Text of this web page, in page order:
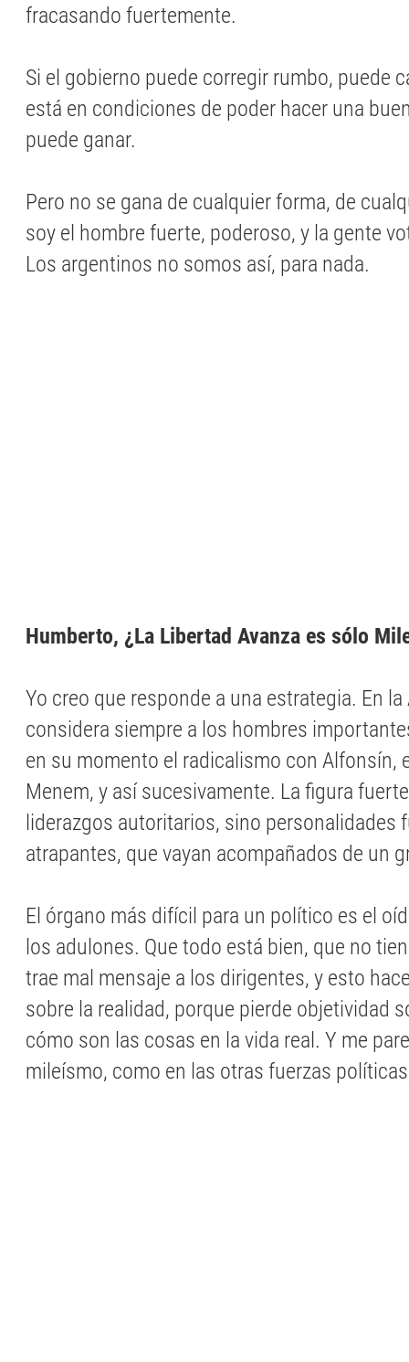
fracasando fuertemente.
Si el gobierno puede corregir rumbo, puede
está en condiciones de poder hacer una
puede ganar.
Pero no se gana de cualquier forma, de
soy el hombre fuerte, poderoso, y la gente
Los argentinos no somos así, para nada.
Humberto, ¿La Libertad Avanza es sólo
Yo creo que responde a una estrategia. En
considera siempre a los hombres
en su momento el radicalismo con Alfonsín,
Menem, y así sucesivamente. La figura
liderazgos autoritarios, sino personalidades
atrapantes, que vayan acompañados de un
El órgano más difícil para un político es el
los adulones. Que todo está bien, que no
trae mal mensaje a los dirigentes, y esto
sobre la realidad, porque pierde objetividad
cómo son las cosas en la vida real. Y me
mileísmo, como en las otras fuerzas